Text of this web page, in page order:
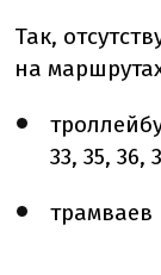
Так,
на
33, 35, 36,
трамваев